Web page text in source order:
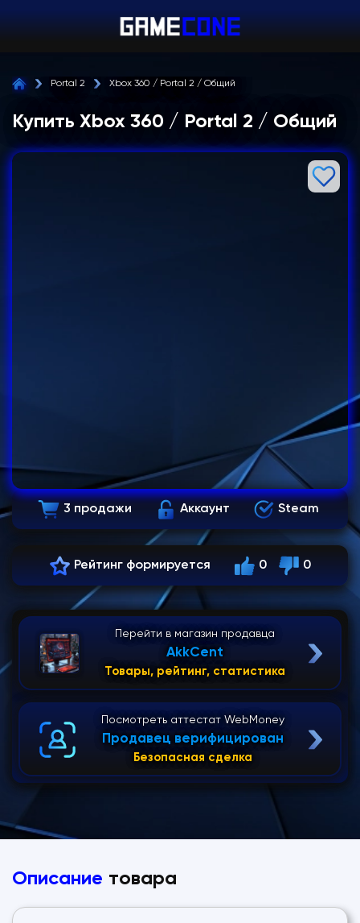
Portal 2 Xbox 360 / Portal 2 / Общий
Купить Xbox 360 / Portal 2 / Общий
3 продажи Аккаунт Steam
Рейтинг формируется 0 0
Перейти в магазин продавца
AkkCent
Товары, рейтинг, статистика
Посмотреть аттестат WebMoney
Продавец верифицирован
Безопасная сделка
Описание товара